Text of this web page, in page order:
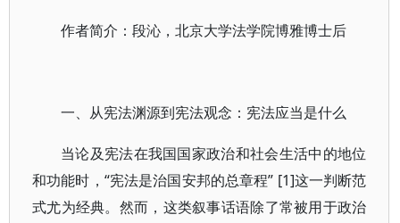
作者简介：段沁，北京大学法学院博雅博士后
一、从宪法渊源到宪法观念：宪法应当是什么
当论及宪法在我国国家政治和社会生活中的地位
和功能时，“宪法是治国安邦的总章程” [1]这一判断范
式尤为经典。然而，这类叙事话语除了常被用于政治